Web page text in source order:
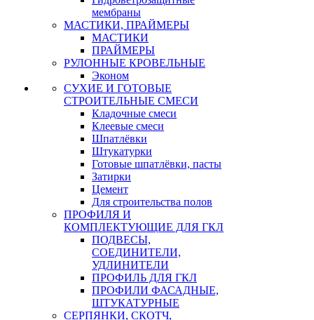
мембраны
МАСТИКИ, ПРАЙМЕРЫ
МАСТИКИ
ПРАЙМЕРЫ
РУЛОННЫЕ КРОВЕЛЬНЫЕ
Эконом
СУХИЕ И ГОТОВЫЕ
СТРОИТЕЛЬНЫЕ СМЕСИ
Кладочные смеси
Клеевые смеси
Шпатлёвки
Штукатурки
Готовые шпатлёвки, пасты
Затирки
Цемент
Для строительства полов
ПРОФИЛЯ И
КОМПЛЕКТУЮЩИЕ ДЛЯ ГКЛ
ПОДВЕСЫ,
СОЕДИНИТЕЛИ,
УДЛИНИТЕЛИ
ПРОФИЛЬ ДЛЯ ГКЛ
ПРОФИЛИ ФАСАДНЫЕ,
ШТУКАТУРНЫЕ
СЕРПЯНКИ, СКОТЧ,